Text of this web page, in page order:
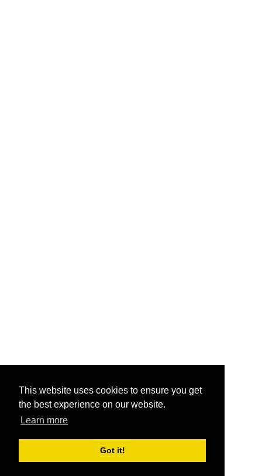
This website uses cookies to ensure you get
the best experience on our website.
Learn more
Got it!